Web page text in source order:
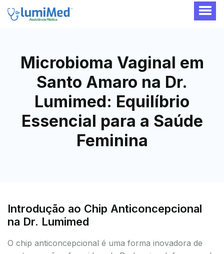
Microbioma Vaginal em
Santo Amaro na Dr.
Lumimed: Equilíbrio
Essencial para a Saúde
Feminina
Introdução ao Chip Anticoncepcional
na Dr. Lumimed
O chip anticoncepcional é uma forma inovadora de